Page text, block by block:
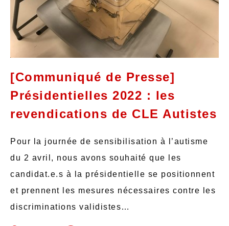
[Communiqué de Presse]
Présidentielles 2022 : les
revendications de CLE Autistes
Pour la journée de sensibilisation à l’autisme
du 2 avril, nous avons souhaité que les
candidat.e.s à la présidentielle se positionnent
et prennent les mesures nécessaires contre les
discriminations validistes…